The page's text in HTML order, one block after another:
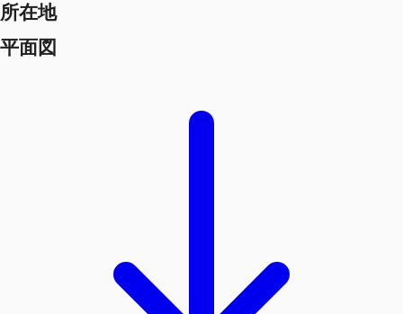
所在地
平面図